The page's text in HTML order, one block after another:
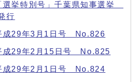
挙特別号」千葉県知事選挙
行
成29年3月1日号 No.826
成29年2月15日号 No.825
成29年2月1日号 No.824